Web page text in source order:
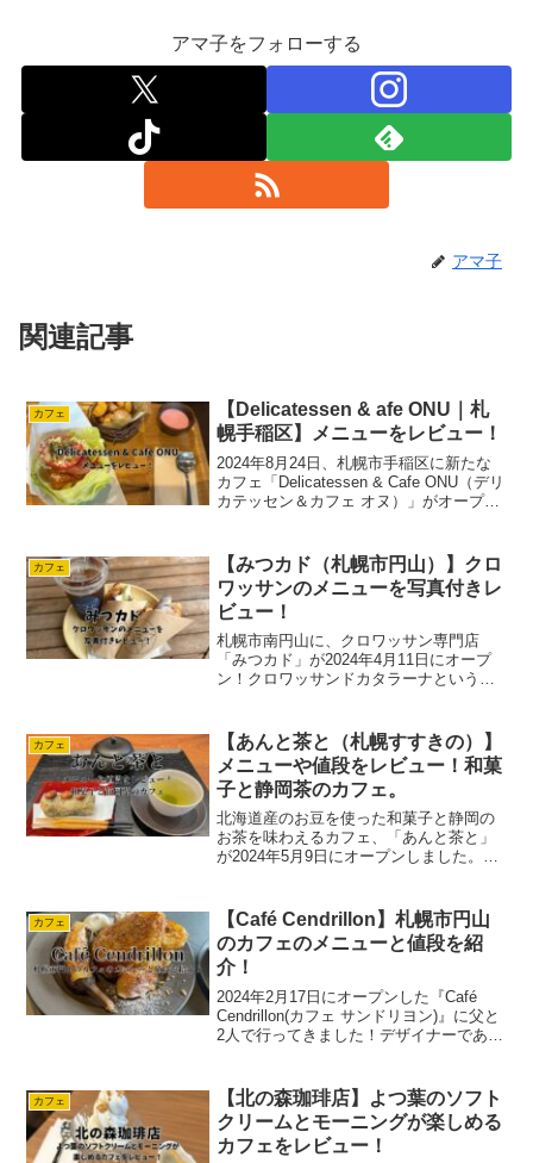
アマ子をフォローする
アマ子
関連記事
カフェ
【Delicatessen & afe ONU｜札
幌手稲区】メニューをレビュー！
2024年8月24日、札幌市手稲区に新たな
カフェ「Delicatessen & Cafe ONU（デリ
カテッセン＆カフェ オヌ）」がオープン
カフェです。店内で味わうのは...
カフェ
【みつカド（札幌市円山）】クロ
ワッサンのメニューを写真付きレ
ビュー！
札幌市南円山に、クロワッサン専門店
「みつカド」が2024年4月11日にオープ
ン！クロワッサンドカタラーナという珍
一緒にお食事を楽しむこともできます
よ。カフェメニューを写...
カフェ
【あんと茶と（札幌すすきの）】
メニューや値段をレビュー！和菓
子と静岡茶のカフェ。
北海道産のお豆を使った和菓子と静岡の
お茶を味わえるカフェ、「あんと茶と」
が2024年5月9日にオープンしました。場
高でした！先日行ってきましたので、メ
ニューと値段を写真...
カフェ
【Café Cendrillon】札幌市円山
のカフェのメニューと値段を紹
介！
2024年2月17日にオープンした『Café
Cendrillon(カフェ サンドリヨン)』に父と
2人で行ってきました！デザイナーである
を楽しみたい方、友人や恋人とちょ...
カフェ
【北の森珈琲店】よつ葉のソフト
クリームとモーニングが楽しめる
カフェをレビュー！